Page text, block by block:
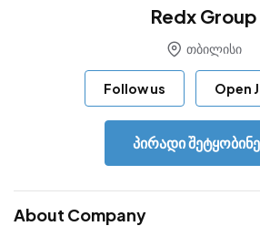
Redx Group
თბილისი
Follow us Open
პირადი
About Company